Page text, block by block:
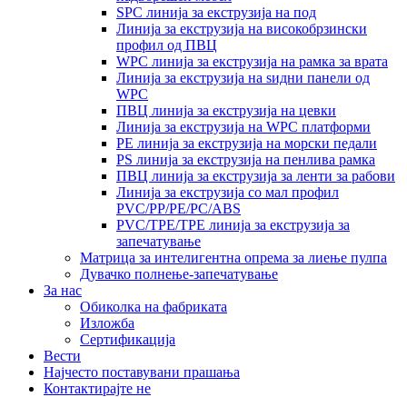
SPC линија за екструзија на под
Линија за екструзија на високобрзински
профил од ПВЦ
WPC линија за екструзија на рамка за врата
Линија за екструзија на ѕидни панели од
WPC
ПВЦ линија за екструзија на цевки
Линија за екструзија на WPC платформи
PE линија за екструзија на морски педали
PS линија за екструзија на пенлива рамка
ПВЦ линија за екструзија за ленти за рабови
Линија за екструзија со мал профил
PVC/PP/PE/PC/ABS
PVC/TPE/TPE линија за екструзија за
запечатување
Матрица за интелигентна опрема за лиење пулпа
Дувачко полнење-запечатување
За нас
Обиколка на фабриката
Изложба
Сертификација
Вести
Најчесто поставувани прашања
Контактирајте не